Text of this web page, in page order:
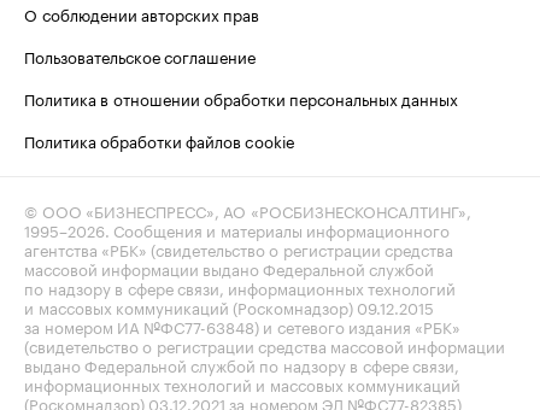
О соблюдении авторских прав
Пользовательское соглашение
Политика в отношении обработки персональных данных
Политика обработки файлов cookie
© ООО «БИЗНЕСПРЕСС», АО «РОСБИЗНЕСКОНСАЛТИНГ»,
1995–2026. Сообщения и материалы информационного
агентства «РБК» (свидетельство о регистрации средства
массовой информации выдано Федеральной службой
по надзору в сфере связи, информационных технологий
и массовых коммуникаций (Роскомнадзор) 09.12.2015
за номером ИА №ФС77-63848) и сетевого издания «РБК»
(свидетельство о регистрации средства массовой информации
выдано Федеральной службой по надзору в сфере связи,
информационных технологий и массовых коммуникаций
(Роскомнадзор) 03.12.2021 за номером ЭЛ №ФС77-82385)